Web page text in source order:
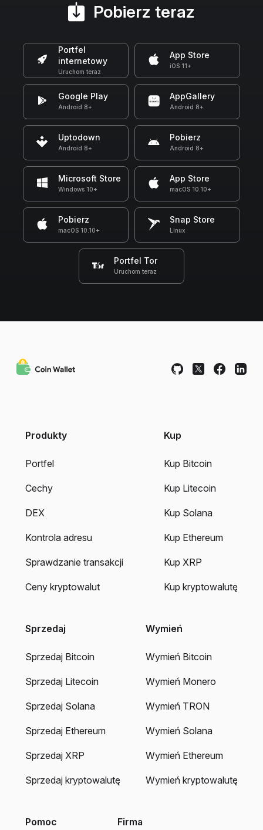
Pobierz teraz
Portfel
internetowy
Uruchom teraz
App Store
iOS 11+
Google Play
Android 8+
AppGallery
Android 8+
Uptodown
Android 8+
Pobierz
Android 8+
Microsoft Store
Windows 10+
App Store
macOS 10.10+
Pobierz
macOS 10.10+
Snap Store
Linux
Portfel Tor
Uruchom teraz
Produkty
Portfel
Cechy
DEX
Kontrola adresu
Sprawdzanie transakcji
Ceny kryptowalut
Kup
Kup Bitcoin
Kup Litecoin
Kup Solana
Kup Ethereum
Kup XRP
Kup kryptowalutę
Sprzedaj
Sprzedaj Bitcoin
Sprzedaj Litecoin
Sprzedaj Solana
Sprzedaj Ethereum
Sprzedaj XRP
Sprzedaj kryptowalutę
Wymień
Wymień Bitcoin
Wymień Monero
Wymień TRON
Wymień Solana
Wymień Ethereum
Wymień kryptowalutę
Pomoc Firma